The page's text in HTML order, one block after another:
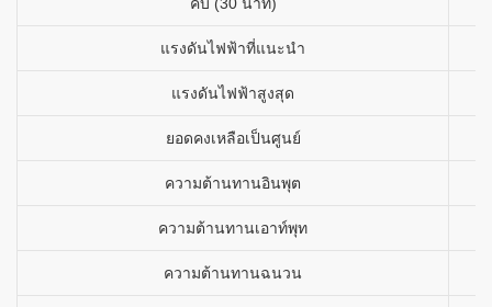
แรงดันไฟฟ้าที่แนะนำ
แรงดันไฟฟ้าสูงสุด
ยอดคงเหลือเป็นศูนย์
ความต้านทานอินพุต
ความต้านทานเอาท์พุท
ความต้านทานฉนวน